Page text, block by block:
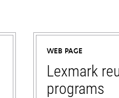
WEB PAGE
Lexmark
programs